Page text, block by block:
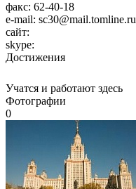
факс: 62-40-18
e-mail: sc30@mail.tomline.ru
сайт:
skype:
Достижения
Учатся и работают здесь
Фотографии
0